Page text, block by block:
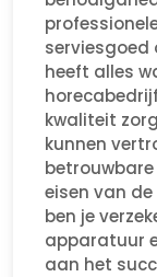
serviesgoed
heeft alles
kwaliteit
kunnen
eisen van
ben je
apparatuur
aan het